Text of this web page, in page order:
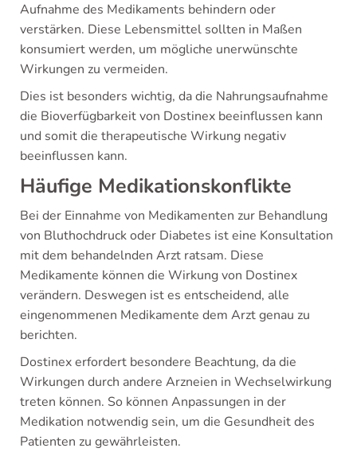
Aufnahme des Medikaments behindern oder
verstärken. Diese Lebensmittel sollten in Maßen
konsumiert werden, um mögliche unerwünschte
Wirkungen zu vermeiden.
Dies ist besonders wichtig, da die Nahrungsaufnahme
die Bioverfügbarkeit von Dostinex beeinflussen kann
und somit die therapeutische Wirkung negativ
beeinflussen kann.
Häufige Medikationskonflikte
Bei der Einnahme von Medikamenten zur Behandlung
von Bluthochdruck oder Diabetes ist eine Konsultation
mit dem behandelnden Arzt ratsam. Diese
Medikamente können die Wirkung von Dostinex
verändern. Deswegen ist es entscheidend, alle
eingenommenen Medikamente dem Arzt genau zu
berichten.
Dostinex erfordert besondere Beachtung, da die
Wirkungen durch andere Arzneien in Wechselwirkung
treten können. So können Anpassungen in der
Medikation notwendig sein, um die Gesundheit des
Patienten zu gewährleisten.